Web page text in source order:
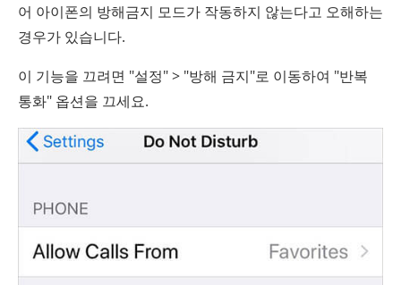
어 아이폰의 방해금지 모드가 작동하지 않는다고 오해하는
경우가 있습니다.
이 기능을 끄려면 "설정" > "방해 금지"로 이동하여 "반복
통화" 옵션을 끄세요.